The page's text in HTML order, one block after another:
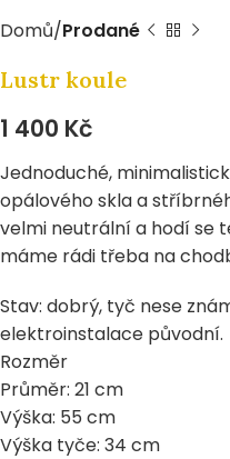
Domů Prodané
Lustr koule
1 400 Kč
Jednoduché,
opálového skla a
velmi neutrální a hodí se
máme rádi třeba na
Stav: dobrý, tyč nese
elektroinstalace původní.
Rozměr
Průměr: 21 cm
Výška: 55 cm
Výška tyče: 34 cm